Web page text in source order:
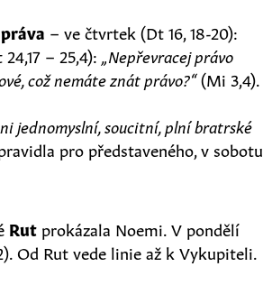
– ve čtvrtek (Dt 16, 18-20):
– 25,4): „Nepřevracej právo
což nemáte znát právo?“(Mi 3,4).
jednomyslní, soucitní, plní bratrské
pro představeného, v sobotu
Rut prokázala Noemi. V pondělí
Od Rut vede linie až k Vykupiteli.